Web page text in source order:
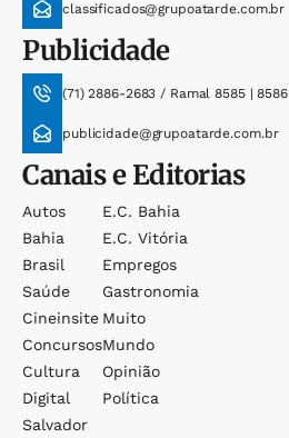
classificados@grupoatarde.com.br
Publicidade
(71) 2886-2683 / Ramal 8585 | 8586
publicidade@grupoatarde.com.br
Canais e Editorias
Autos
Bahia
Brasil
Saúde
Cineinsite
Concursos
Cultura
Digital
Salvador
E.c. Bahia
E.c. Vitória
Empregos
Gastronomia
Muito
Mundo
Opinião
Política